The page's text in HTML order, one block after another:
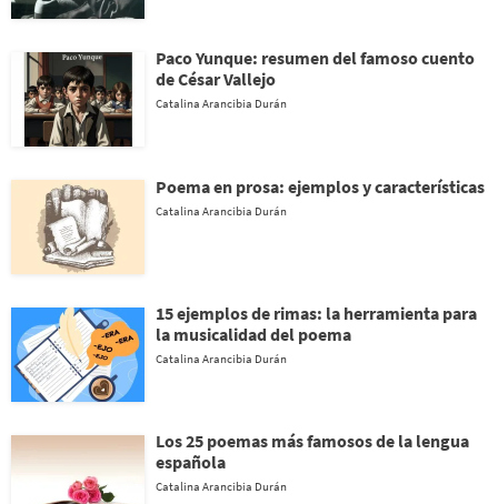
Paco Yunque: resumen del famoso cuento
de César Vallejo
Catalina Arancibia Durán
Poema en prosa: ejemplos y características
Catalina Arancibia Durán
15 ejemplos de rimas: la herramienta para
la musicalidad del poema
Catalina Arancibia Durán
Los 25 poemas más famosos de la lengua
española
Catalina Arancibia Durán